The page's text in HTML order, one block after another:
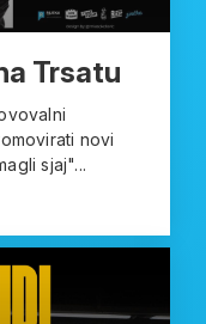
Trsatu
novi
sjaj"...